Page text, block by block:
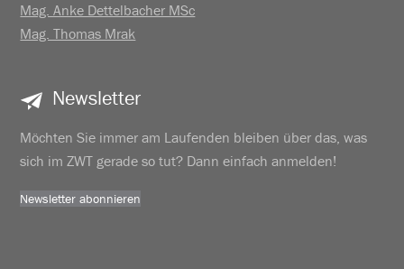
Mag. Anke Dettelbacher MSc
Mag. Thomas Mrak
Newsletter
Möchten Sie immer am Laufenden bleiben über das, was
sich im ZWT gerade so tut? Dann einfach anmelden!
Newsletter abonnieren